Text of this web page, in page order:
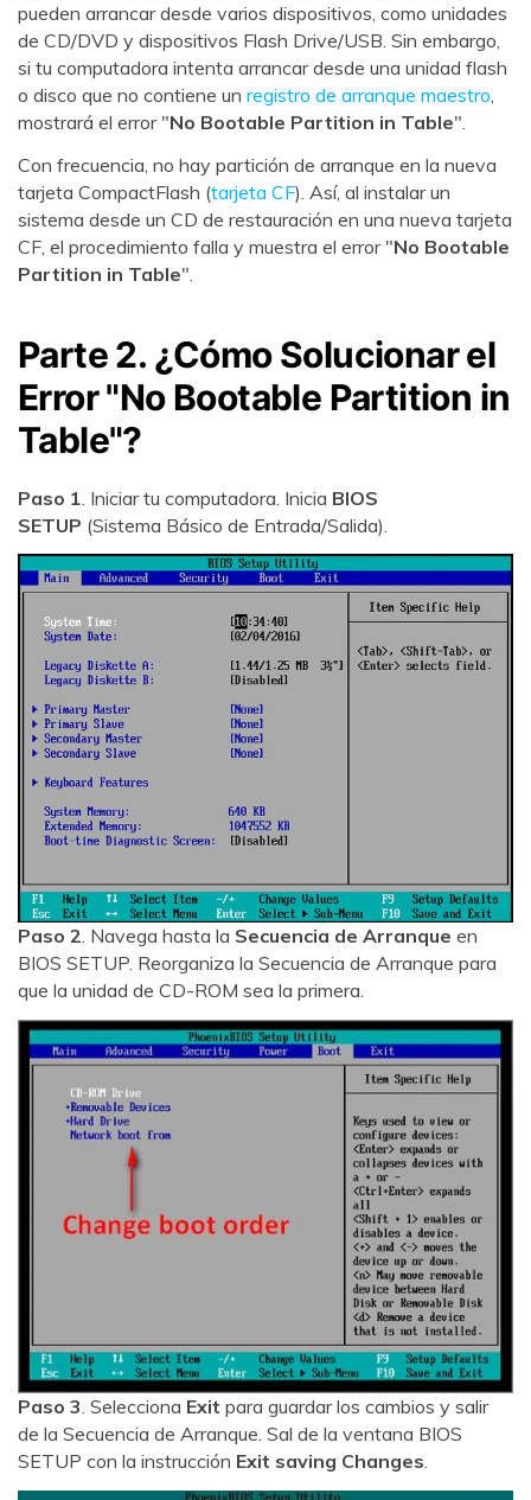
pueden arrancar desde varios dispositivos, como unidades
de CD/DVD y dispositivos Flash Drive/USB. Sin embargo,
si tu computadora intenta arrancar desde una unidad flash
o disco que no contiene un registro de arranque maestro,
mostrará el error "No Bootable Partition in Table".
Con frecuencia, no hay partición de arranque en la nueva
tarjeta CompactFlash (tarjeta CF). Así, al instalar un
sistema desde un CD de restauración en una nueva tarjeta
CF, el procedimiento falla y muestra el error "No Bootable
Partition in Table".
Parte 2. ¿Cómo Solucionar el
Error "No Bootable Partition in
Table"?
Paso 1 . Iniciar tu computadora. Inicia BIOS
SETUP (Sistema Básico de Entrada/Salida).
Paso 2 . Navega hasta la Secuencia de Arranque en
BIOS SETUP. Reorganiza la Secuencia de Arranque para
que la unidad de CD-ROM sea la primera.
Paso 3 . Selecciona Exit para guardar los cambios y salir
de la Secuencia de Arranque. Sal de la ventana BIOS
SETUP con la instrucción Exit saving Changes